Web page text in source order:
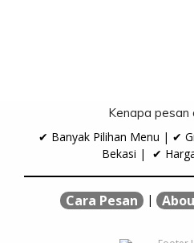
Kenapa pesan
✔ Banyak Pilihan Menu | ✔
Bekasi | ✔
Cara Pesan |